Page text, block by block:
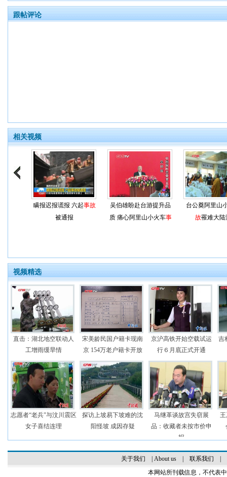
跟帖评论
相关视频
瞒报迟报谎报 六起事故
被通报
吴伯雄盼赴台游提升品
质 痛心阿里山小火车事
台公奠阿里山
故罹难大陆
视频精选
直击：湖北地空联动人
工增雨缓旱情
宋美龄民国户籍卡现南
京 154万老户籍卡开放
京沪高铁开始空载试运
行６月底正式开通
吉
志愿者“老兵”与汶川震区
女子喜结连理
探访上坡易下坡难的沈
阳怪坡 成因存疑
马继革谈故宫失窃展
品：收藏者未按市价申
报
关于我们 About us| 联系我们
本网站所刊载信息，不代表